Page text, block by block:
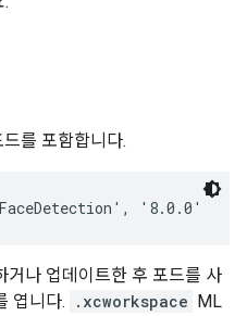
를 포함합니다.
거나 업데이트한 후 포드를 사
엽니다.
.xcworkspace ML